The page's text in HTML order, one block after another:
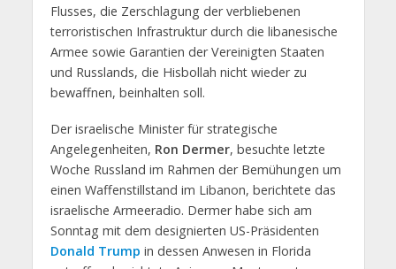
Flusses, die Zerschlagung der verbliebenen
terroristischen Infrastruktur durch die libanesische
Armee sowie Garantien der Vereinigten Staaten
und Russlands, die Hisbollah nicht wieder zu
bewaffnen, beinhalten soll.
Der israelische Minister für strategische
Angelegenheiten, Ron Dermer, besuchte letzte
Woche Russland im Rahmen der Bemühungen um
einen Waffenstillstand im Libanon, berichtete das
israelische Armeeradio. Dermer habe sich am
Sonntag mit dem designierten US-Präsidenten
Donald Trump in dessen Anwesen in Florida